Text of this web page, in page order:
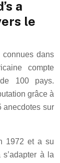
a
le
connues dans
compte
100 pays.
grâce à
anecdotes sur
1972 et a su
à la